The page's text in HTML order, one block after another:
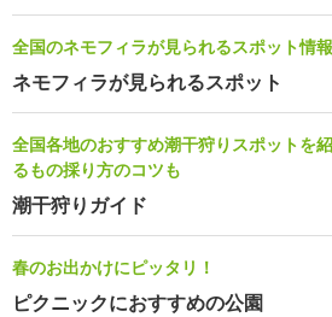
全国のネモフィラが見られるスポット情
ネモフィラが見られるスポット
全国各地のおすすめ潮干狩りスポットを
るもの採り方のコツも
潮干狩りガイド
春のお出かけにピッタリ！
ピクニックにおすすめの公園